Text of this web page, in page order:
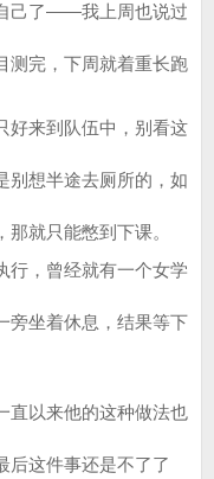
己了——我上周也说过
测完，下周就着重长跑
来到队伍中，别看这
别想半途去厕所的，如
就只能憋到下课。
，曾经就有一个女学
旁坐着休息，结果等下
以来他的这种做法也
后这件事还是不了了